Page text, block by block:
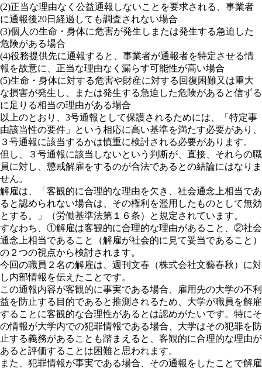
(2)正当な理由なく公益通報しないことを要求される、事業者
に通報後20日経過しても調査されない場合
(3)個人の生命・身体に危害が発生しまたは発生する急迫した
危険がある場合
(4)役務提供先に通報すると、事業者が通報者を特定させる情
報を故意に、正当な理由なく漏らす可能性が高い場合
(5)生命・身体に対する危害や財産に対する回復困難又は重大
な損害が発生し、または発生する急迫した危険があると信ずる
に足りる相当の理由がある場合
以上のとおり、3号通報として保護されるためには、「特定事
由該当性の要件」という相応に高い基準を満たす必要があり、
３号通報に該当するかは慎重に検討される必要があります。
但し、３号通報に該当しないという判断が、直接、それらの職
員に対し、懲戒解雇をするのが合法であるとの結論にはなりま
せん。
解雇は、「客観的に合理的な理由を欠き、社会通念上相当であ
ると認められない場合は、その権利を濫用したものとして無効
とする。」（労働基準法第１６条）と規定されています。
すなわち、①解雇は客観的に合理的な理由があること、②社会
通念上相当であること（解雇が社会的に見て妥当であること）
の２つの視点から検討されます。
今回の職員２名の解雇は、週刊文春（株式会社文藝春秋）に対
し内部情報を伝えたことです。
この通報内容が客観的に事実である場合、雇用先の大学の不利
益を防止する目的であると推測されるため、大学が職員を解雇
することに客観的な合理性があるとは認めがたいです。特にそ
の情報が大学内での犯罪情報である場合、大学はその犯罪を防
止する義務があることも踏まえると、客観的に合理的な理由が
あると評価することは困難と思われます。
また、犯罪情報が事実である場合、その通報をしたことで解雇